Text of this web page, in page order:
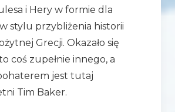
i Hery w formie dla
stylu przybliżenia historii
Grecji. Okazało się
coś zupełnie innego, a
jest tutaj
Tim Baker.